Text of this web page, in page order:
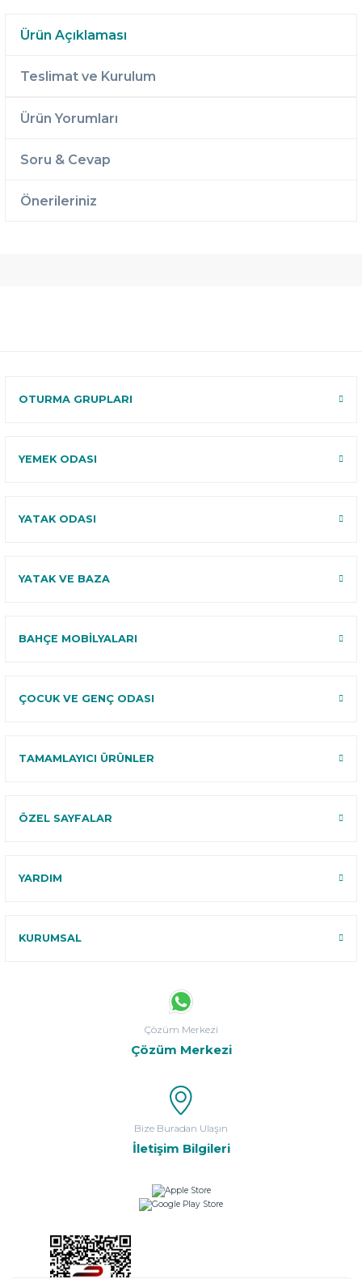
Ürün Açıklaması
Teslimat ve Kurulum
Ürün Yorumları
Soru & Cevap
Önerileriniz
OTURMA GRUPLARI
YEMEK ODASI
YATAK ODASI
YATAK VE BAZA
BAHÇE MOBİLYALARI
ÇOCUK VE GENÇ ODASI
TAMAMLAYICI ÜRÜNLER
ÖZEL SAYFALAR
YARDIM
KURUMSAL
Çözüm Merkezi
Çözüm Merkezi
Bize Buradan Ulaşın
İletişim Bilgileri